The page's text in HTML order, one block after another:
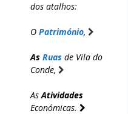
dos atalhos:
O Património,
As Ruas de Vila do
Conde,
AsAtividades
Económicas.